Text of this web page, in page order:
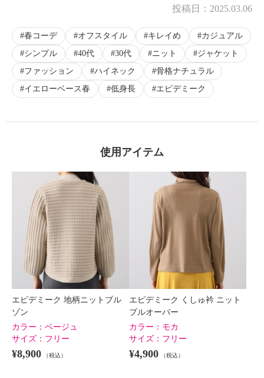
投稿日： 2025.03.06
春コーデ オフスタイル キレイめ
カジュアル
シンプル
40代 30代 ニット
ジャケット
ファッション
ハイネック
骨格ナチュラル
イエローベース春
低身長 エピデミーク
使用アイテム
エピデミーク 地柄ニットブル
ゾン
カラー： ベージュ
サイズ： フリー
¥8,900 （税込）
エピデミーク くしゅ衿 ニット
プルオーバー
カラー： モカ
サイズ： フリー
¥4,900 （税込）